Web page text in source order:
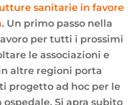
sanitarie in favore
. Un primo passo nella
per tutti i prossimi
le associazioni e
altre regioni porta
progetto ad hoc per le
Si apra subito